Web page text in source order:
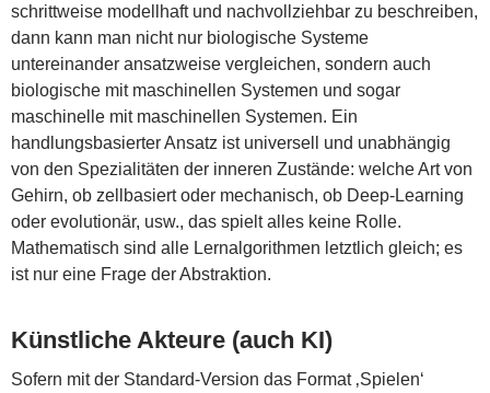
schrittweise modellhaft und nachvollziehbar zu beschreiben,
dann kann man nicht nur biologische Systeme
untereinander ansatzweise vergleichen, sondern auch
biologische mit maschinellen Systemen und sogar
maschinelle mit maschinellen Systemen. Ein
handlungsbasierter Ansatz ist universell und unabhängig
von den Spezialitäten der inneren Zustände: welche Art von
Gehirn, ob zellbasiert oder mechanisch, ob Deep-Learning
oder evolutionär, usw., das spielt alles keine Rolle.
Mathematisch sind alle Lernalgorithmen letztlich gleich; es
ist nur eine Frage der Abstraktion.
Künstliche Akteure (auch KI)
Sofern mit der Standard-Version das Format ‚Spielen‘